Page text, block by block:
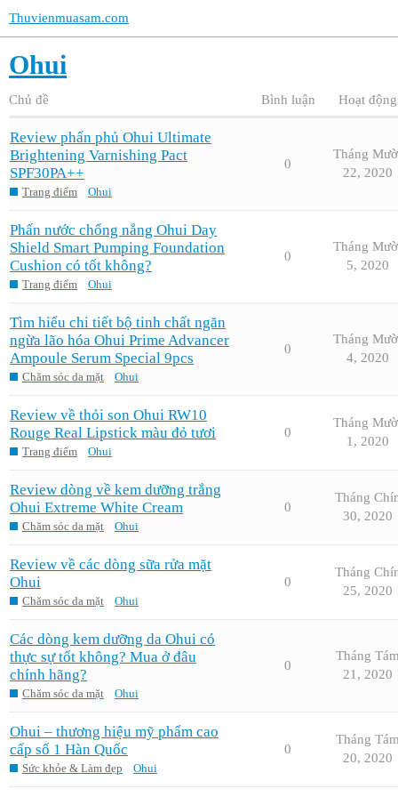
Thuvienmuasam.com
Ohui
Chủ đề Bình luận Hoạt động
Review phấn phủ Ohui Ultimate
Brightening Varnishing Pact
SPF30PA++
Trang điểm Ohui
0
Tháng
22, 2020
Phấn nước chống nắng Ohui Day
Shield Smart Pumping Foundation
Cushion có tốt không?
Trang điểm Ohui
0
Tháng
5, 2020
Tìm hiểu chi tiết bộ tinh chất ngăn
ngừa lão hóa Ohui Prime Advancer
Ampoule Serum Special 9pcs
Chăm sóc da mặt Ohui
0
Tháng
4, 2020
Review về thỏi son Ohui RW10
Rouge Real Lipstick màu đỏ tươi
Trang điểm Ohui
0
Tháng
1, 2020
Review dòng về kem dưỡng trắng
Ohui Extreme White Cream
Chăm sóc da mặt Ohui
0
Tháng
30, 2020
Review về các dòng sữa rửa mặt
Ohui
Chăm sóc da mặt Ohui
0
Tháng
25, 2020
Các dòng kem dưỡng da Ohui có
thực sự tốt không? Mua ở đâu
chính hãng?
Chăm sóc da mặt Ohui
0
Tháng
21, 2020
Ohui – thương hiệu mỹ phẩm cao
cấp số 1 Hàn Quốc
Sức khỏe & Làm đẹp Ohui
0
Tháng
20, 2020